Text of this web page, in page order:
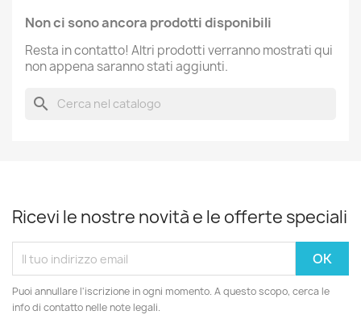
Non ci sono ancora prodotti disponibili
Resta in contatto! Altri prodotti verranno mostrati qui
non appena saranno stati aggiunti.
search
Ricevi le nostre novità e le offerte speciali
Puoi annullare l'iscrizione in ogni momento. A questo scopo, cerca le
info di contatto nelle note legali.